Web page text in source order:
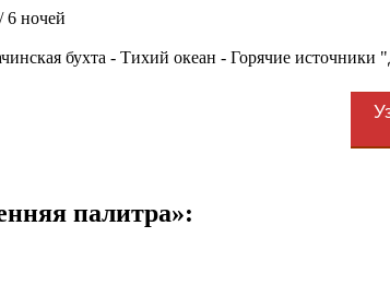
6 ночей
бухта - Тихий океан - Горячие
палитра»: